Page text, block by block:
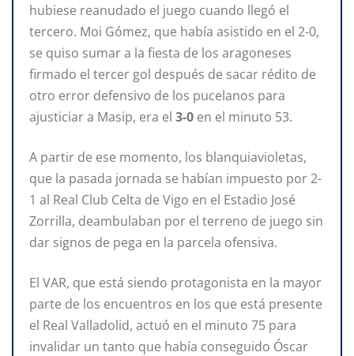
hubiese reanudado el juego cuando llegó el
tercero. Moi Gómez, que había asistido en el 2-0,
se quiso sumar a la fiesta de los aragoneses
firmado el tercer gol después de sacar rédito de
otro error defensivo de los pucelanos para
ajusticiar a Masip, era el 3-0 en el minuto 53.
A partir de ese momento, los blanquiavioletas,
que la pasada jornada se habían impuesto por 2-
1 al Real Club Celta de Vigo en el Estadio José
Zorrilla, deambulaban por el terreno de juego sin
dar signos de pega en la parcela ofensiva.
El VAR, que está siendo protagonista en la mayor
parte de los encuentros en los que está presente
el Real Valladolid, actuó en el minuto 75 para
invalidar un tanto que había conseguido Óscar